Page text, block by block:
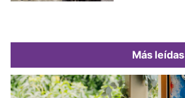
Más leídas